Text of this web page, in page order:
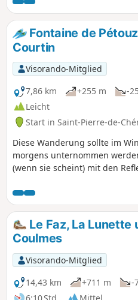
Fontaine de
Courtin
Visorando-Mitglied
7,86 km
+255 m -
Leicht
Start in Saint-Pierre-de-
Diese Wanderung sollte im
morgens unternommen
(wenn sie scheint) mit den
große Schneebälle und
Le Faz, La Lunette
Coulmes
Visorando-Mitglied
14,43 km
+711 m
-
6:10 Std.
Mittel